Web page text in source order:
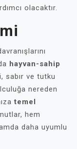
olacaktır.
hayvan-sahip
sabır ve tutku
nereden
temel
hem
daha uyumlu